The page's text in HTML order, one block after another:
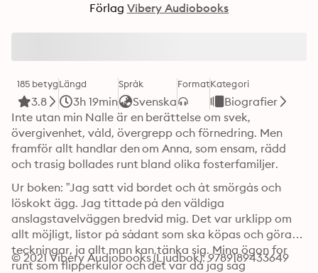
Förlag Vibery Audiobooks
185 betyg
3.8
Längd
3h 19min
Språk
Svenska
FormatKategori
Biografier
Inte utan min Nalle är en berättelse om svek,
övergivenhet, våld, övergrepp och förnedring. Men
framför allt handlar den om Anna, som ensam, rädd
Ur boken: ”Jag satt vid bordet och åt smörgås och
löskokt ägg. Jag tittade på den väldiga
anslagstavelväggen bredvid mig. Det var urklipp om
allt möjligt, listor på sådant som ska köpas och göras,
teckningar, ja allt man kan tänka sig. Mina ögon for
runt som flipperkulor och det var då jag såg
© 2021 Vibery Audiobooks (Ljudbok): 9789189433649